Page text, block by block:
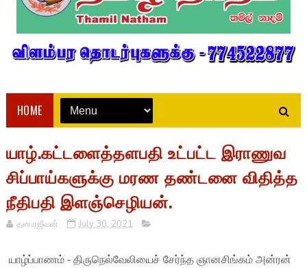
HOME
யாழ்.கட்டளைத்தளபதி உட்பட்ட இராணுவ
சிப்பாய்களுக்கு மரண தண்டனை விதித்த
நீதிபதி இளஞ்செழியன்.
தன.ரஜீவன் July 30, 2021
யாழ்ப்பாணம் - திருநெல்வேலியைச் சேர்ந்த ஞானசிங்கம் அன்ரன்